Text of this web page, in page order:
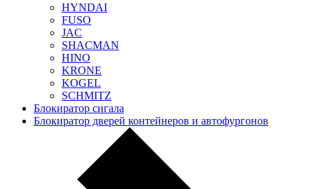
HYNDAI
FUSO
JAC
SHACMAN
HINO
KRONE
KOGEL
SCHMITZ
Блокиратор сигала
Блокиратор дверей контейнеров и автофургонов